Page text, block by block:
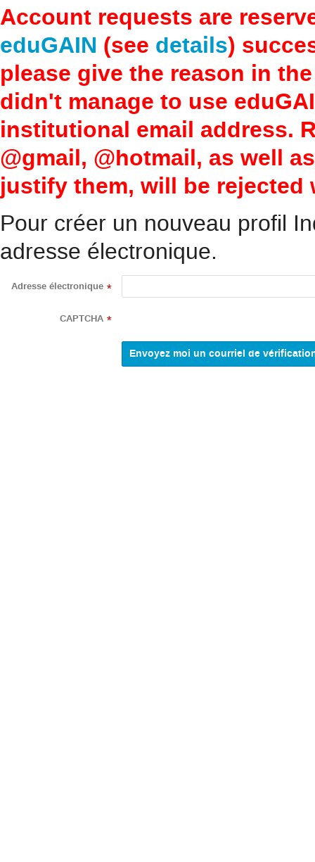
Account requests are
eduGAIN (see details)
please give the reason in
didn't manage to use
institutional email address.
@gmail, @hotmail, as well
justify them, will be
Pour créer un nouveau profil
adresse électronique.
Adresse électronique *
CAPTCHA *